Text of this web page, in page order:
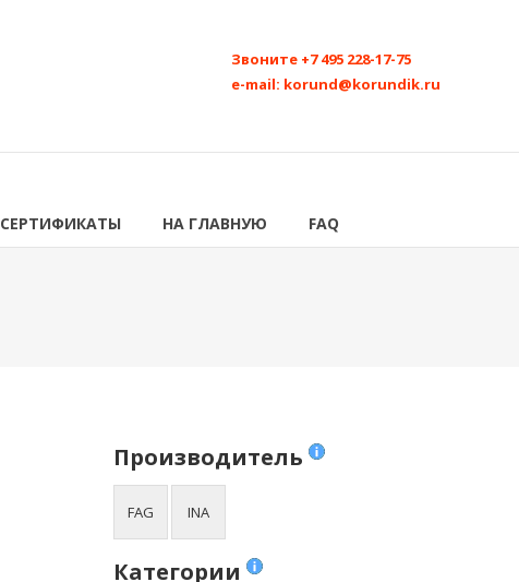
Звоните +7 495 228-17-75
e-mail: korund@korundik.ru
СЕРТИФИКАТЫ НА ГЛАВНУЮ FAQ
Производитель
FAG INA
Категории